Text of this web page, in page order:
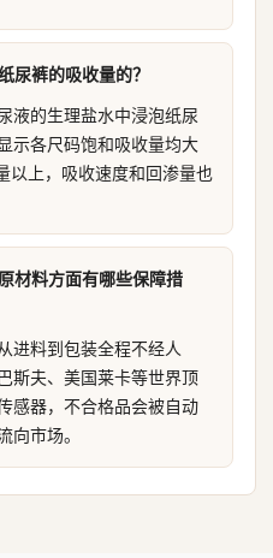
尿裤的吸收量的？
液的生理盐水中浸泡纸尿
示各尺码饱和吸收量均大
以上，吸收速度和回渗量也
材料方面有哪些保障措
进料到包装全程不经人
斯夫、美国莱卡等世界顶
感器，不合格品会被自动
向市场。